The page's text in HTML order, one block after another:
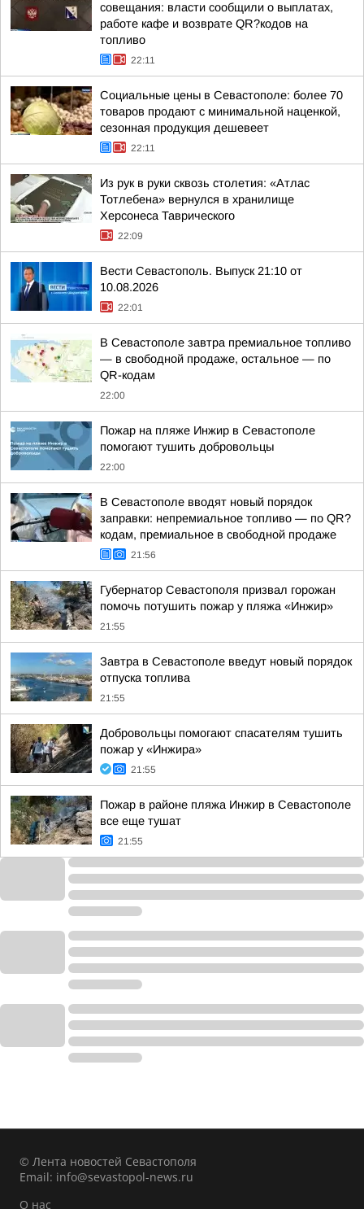
совещания: власти сообщили о выплатах,
работе кафе и возврате QR?кодов на
топливо
22:11
Социальные цены в Севастополе: более 70
товаров продают с минимальной наценкой,
сезонная продукция дешевеет
22:11
Из рук в руки сквозь столетия: «Атлас
Тотлебена» вернулся в хранилище
Херсонеса Таврического
22:09
Вести Севастополь. Выпуск 21:10 от
10.08.2026
22:01
В Севастополе завтра премиальное топливо
— в свободной продаже, остальное — по
QR-кодам
22:00
Пожар на пляже Инжир в Севастополе
помогают тушить добровольцы
22:00
В Севастополе вводят новый порядок
заправки: непремиальное топливо — по QR?
кодам, премиальное в свободной продаже
21:56
Губернатор Севастополя призвал горожан
помочь потушить пожар у пляжа «Инжир»
21:55
Завтра в Севастополе введут новый порядок
отпуска топлива
21:55
Добровольцы помогают спасателям тушить
пожар у «Инжира»
21:55
Пожар в районе пляжа Инжир в Севастополе
все еще тушат
21:55
© Лента новостей Севастополя
Email: info@sevastopol-news.ru
О нас